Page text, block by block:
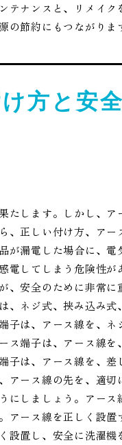
ナンスと、リメイ
節約にもつながりま
方と安
たします。しかし、
、正しい付け方、ア
漏電した場合に、電
してしまう危険性
安全のために非常に
ネジ式、挟み込み式
は、アース線を、
端子は、アース線
は、アース線を、差
ース線の先を、適切
しましょう。アー
アース線を正しく設
置し、安全に洗濯機